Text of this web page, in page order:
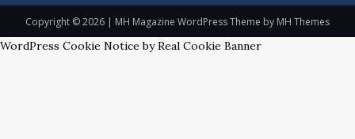
Copyright © 2026 | MH Magazine WordPress Theme by MH Themes
WordPress Cookie Notice by Real Cookie Banner